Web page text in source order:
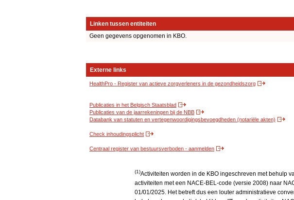
Linken tussen entiteiten
Geen gegevens opgenomen in KBO.
Externe links
HealthPro - Register van actieve zorgverleners in de gezondheidszorg
Publicaties in het Belgisch Staatsblad
Publicaties van de jaarrekeningen bij de NBB
Databank van statuten en vertegenwoordigingsbevoegdheden (notariële akten)
Check inhoudingsplicht
Centraal register van bestuursverboden - aanmelden
(1)Activiteiten worden in de KBO ingeschreven met behulp
activiteiten met een NACE-BEL-code (versie 2008) naar
01/01/2025. Het betreft dus een louter administratieve